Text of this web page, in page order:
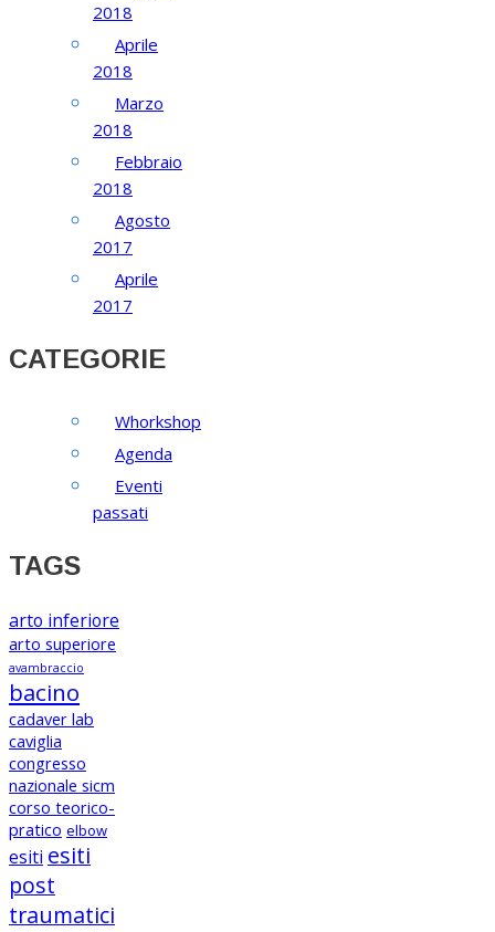
2018
Aprile
2018
Marzo
2018
Febbraio
2018
Agosto
2017
Aprile
2017
CATEGORIE
Whorkshop
Agenda
Eventi
passati
TAGS
arto inferiore
arto superiore
avambraccio
bacino
cadaver lab
caviglia
congresso
nazionale sicm
corso teorico-
pratico elbow
esiti esiti
post
traumatici